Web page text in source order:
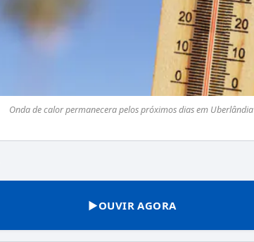
Onda de calor permanecera pelos próximos dias em Uberlândia
▶OUVIR AGORA